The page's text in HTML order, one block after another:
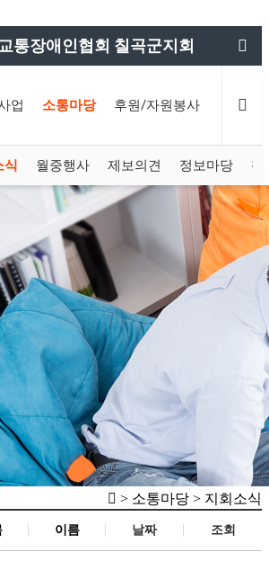
통장애인협회 칠곡군지회
업 소통마당 후원/자원봉사 칠곡군
식 월중행사 제보의견 정보마당 활
> 소통마당 > 지회소식
이름 날짜 조회